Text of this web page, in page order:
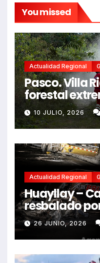
You missed
Actualidad Regional
Pasco. Villa
forestal
fallecidos y
10 JULIO, 2026
Actualidad Regional
Huayllay –
resbalado
e impactó
dejando dos
26 JUNIO, 2026